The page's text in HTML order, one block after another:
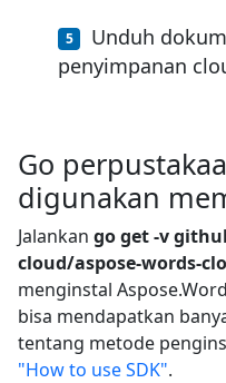
Unduh
penyimpanan
Go
digunakan
Jalankan go get -v
cloud/aspose-words-
menginstal
bisa mendapatkan
tentang metode
"How to use SDK".